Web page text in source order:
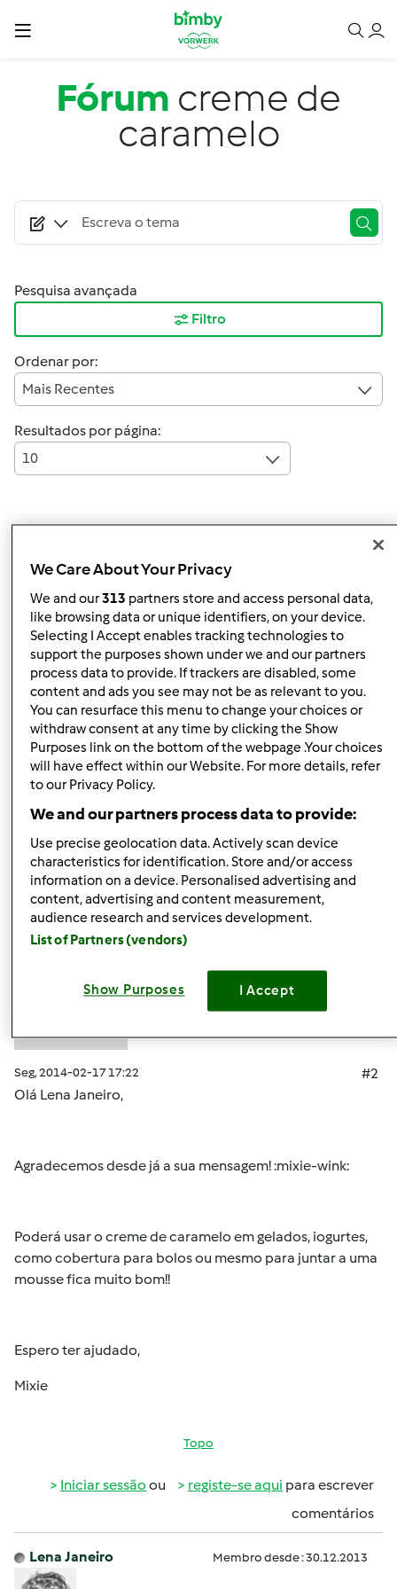
Passar para o conteúdo principal
Fórum creme de
caramelo
Pesquisa avançada
Filtro
Ordenar por:
Mais Recentes
Resultados por página:
10
Última entrada
Lena Janeiro Membro desde : 30.12.2013
Seg, 2014-02-17 17:09
Boa tarde,
Tenho creme de caramelo que usei ontem nos
profiteroles onde mais posso usar?:O
Topo
Iniciar sessãoou registe-se aquipara escrever
comentários
Mixie (não verificado)
Seg, 2014-02-17 17:22
#2
Olá Lena Janeiro,
Agradecemos desde já a sua mensagem! :mixie-wink:
Poderá usar o creme de caramelo em gelados, iogurtes,
como cobertura para bolos ou mesmo para juntar a uma
mousse fica muito bom!!
Espero ter ajudado,
Mixie
Topo
Iniciar sessão ou registe-se aqui para escrever
comentários
Lena Janeiro Membro desde : 30.12.2013
We Care About Your Privacy
We and our313 partners store and access personal data,
like browsing data or unique identifiers, on your device.
Selecting I Accept enables tracking technologies to
support the purposes shown under we and our partners
process data to provide. If trackers are disabled, some
content and ads you see may not be as relevant to you.
You can resurface this menu to change your choices or
withdraw consent at any time by clicking the Show
Purposes link on the bottom of the webpage .Your choices
will have effect within our Website. For more details, refer
to our Privacy Policy.
We and our partners process data to provide:
Use precise geolocation data. Actively scan device
characteristics for identification. Store and/or access
information on a device. Personalised advertising and
content, advertising and content measurement,
audience research and services development.
List of Partners (vendors)
Show Purposes I Accept